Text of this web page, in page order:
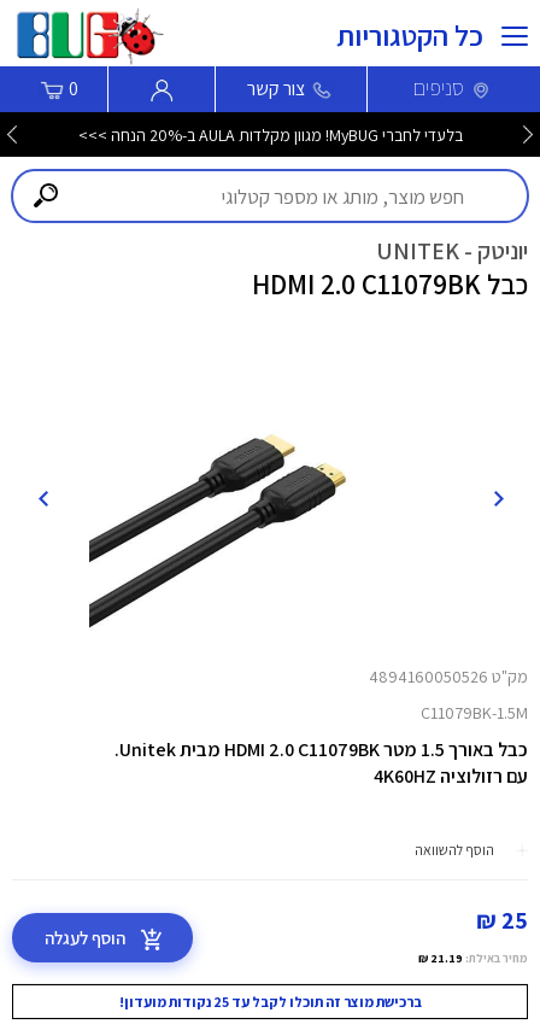
כל הקטגוריות
סניפים צור קשר 0
בלעדי לחברי MyBUG! מגוון מקלדות AULA ב-20% הנחה >>>
יוניטק - UNITEK
כבל HDMI 2.0 C11079BK
מק"ט 4894160050526
C11079BK-1.5M
כבל באורך 1.5 מטר HDMI 2.0 C11079BK מבית Unitek.
עם רזולוציה 4K60HZ
הוסף להשוואה
25 ₪
מחיר באילת: 21.19 ₪
הוסף לעגלה
ברכישת מוצר זה תוכלו לקבל עד 25 נקודות מועדון!